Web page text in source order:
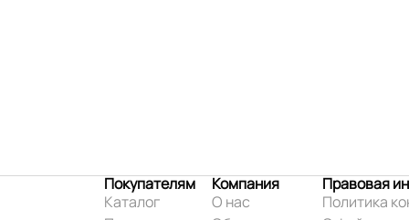
Покупателям
Каталог
Компания
О нас
Правовая
Политика